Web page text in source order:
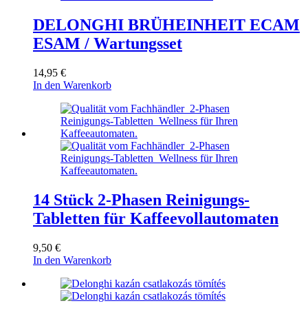
DELONGHI BRÜHEINHEIT ECAM
ESAM / Wartungsset
14,95 €
In den Warenkorb
14 Stück 2-Phasen Reinigungs-
Tabletten für Kaffeevollautomaten
9,50 €
In den Warenkorb